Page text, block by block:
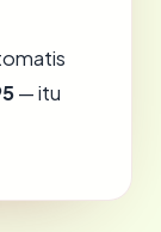
— itu